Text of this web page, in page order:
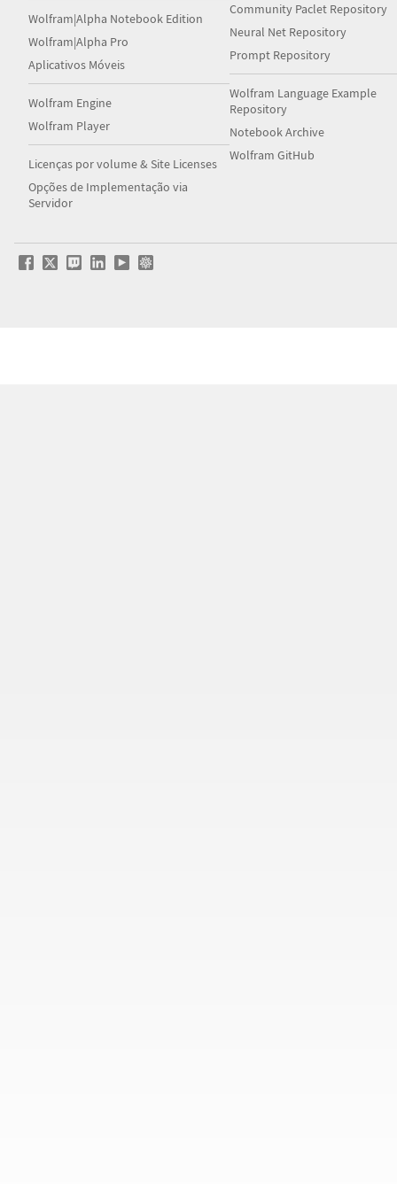
Wolfram|Alpha Notebook Edition
Wolfram|Alpha Pro
Aplicativos Móveis
Wolfram Engine
Wolfram Player
Licenças por volume & Site Licenses
Opções de Implementação via
Servidor
Community Paclet Repository
Neural Net Repository
Prompt Repository
Wolfram Language Example
Repository
Notebook Archive
Wolfram GitHub